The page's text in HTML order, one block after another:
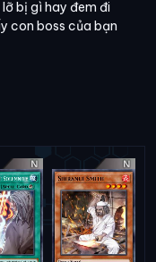
bị gì hay đem đi
con boss của bạn